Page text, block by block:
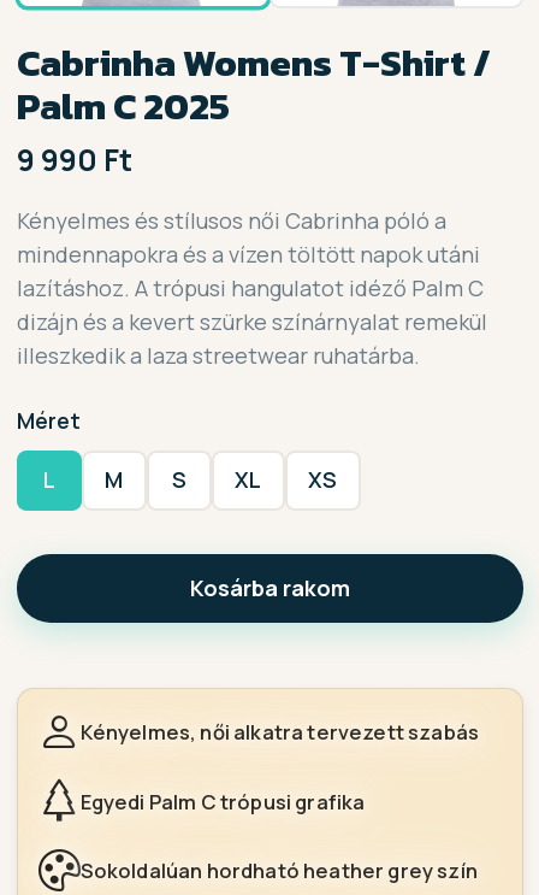
Cabrinha Womens T-Shirt /
Palm C 2025
9 990 Ft
Kényelmes és stílusos női Cabrinha póló a
mindennapokra és a vízen töltött napok utáni
lazításhoz. A trópusi hangulatot idéző Palm C
dizájn és a kevert szürke színárnyalat remekül
illeszkedik a laza streetwear ruhatárba.
Méret
L M S XL XS
Kosárba rakom
Kényelmes, női alkatra tervezett szabás
Egyedi Palm C trópusi grafika
Sokoldalúan hordható heather grey szín